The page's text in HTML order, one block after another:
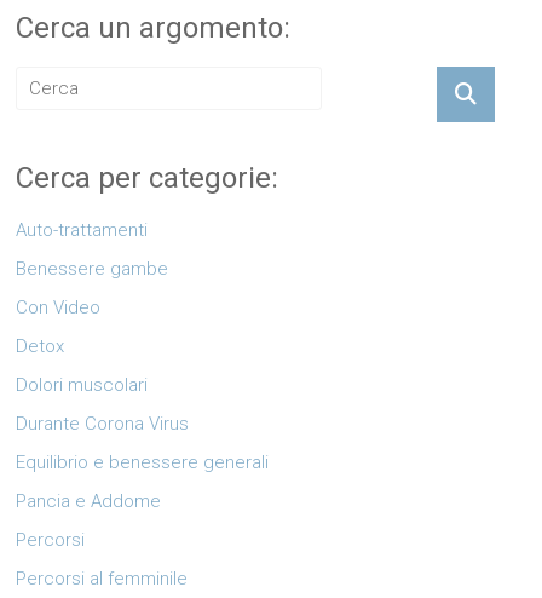
Cerca un argomento:
Cerca per categorie:
Auto-trattamenti
Benessere gambe
Con Video
Detox
Dolori muscolari
Durante Corona Virus
Equilibrio e benessere generali
Pancia e Addome
Percorsi
Percorsi al femminile